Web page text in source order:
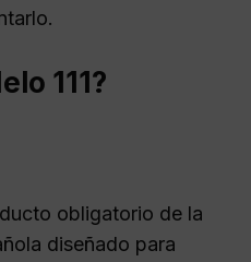
111?
obligatorio de la
diseñado para